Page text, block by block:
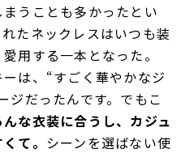
うことも多かったとい
たネックレスはいつも装
用する一本となった。
ーは、“すごく華やかなジ
ジだったんです。でもこ
な衣装に合うし、カジュ
て。 シーンを選ばない使